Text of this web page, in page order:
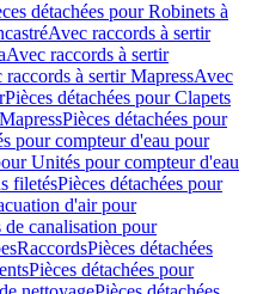
détachées pour Robinets à
Avec raccords à sertir
Avec raccords à sertir
raccords à sertir MapressAvec
Pièces détachées pour Clapets
Pièces détachées pour
pour compteur d'eau pour
Unités pour compteur d'eau
filetésPièces détachées pour
d'air pour
de canalisation pour
RaccordsPièces détachées
Pièces détachées pour